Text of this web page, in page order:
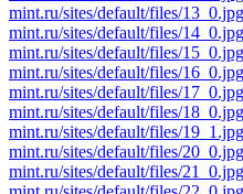
mint.ru/sites/default/files/13_0.jpg
mint.ru/sites/default/files/14_0.jpg
mint.ru/sites/default/files/15_0.jpg
mint.ru/sites/default/files/16_0.jpg
mint.ru/sites/default/files/17_0.jpg
mint.ru/sites/default/files/18_0.jpg
mint.ru/sites/default/files/19_1.jpg
mint.ru/sites/default/files/20_0.jpg
mint.ru/sites/default/files/21_0.jpg